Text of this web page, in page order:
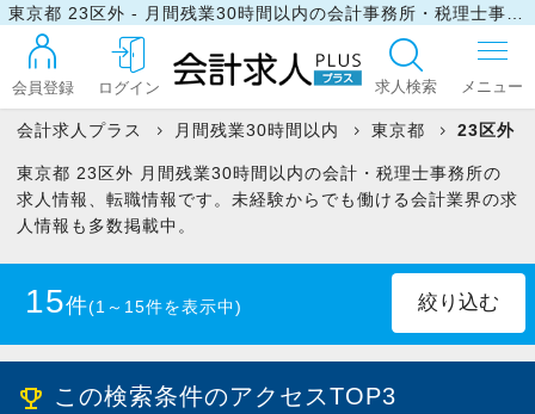
会員登録 ログイン 求人検索
ログイン
マイリスト
会計求人プラス 月間残業30時間以内 東京都 23区外
東京都 23区外 月間残業30時間以内の会計・税理士事務所の
求人情報、転職情報です。未経験からでも働ける会計業界の求
人情報も多数掲載中。
15件(1～15件を表示中)
emoji_events この検索条件のアクセスTOP3